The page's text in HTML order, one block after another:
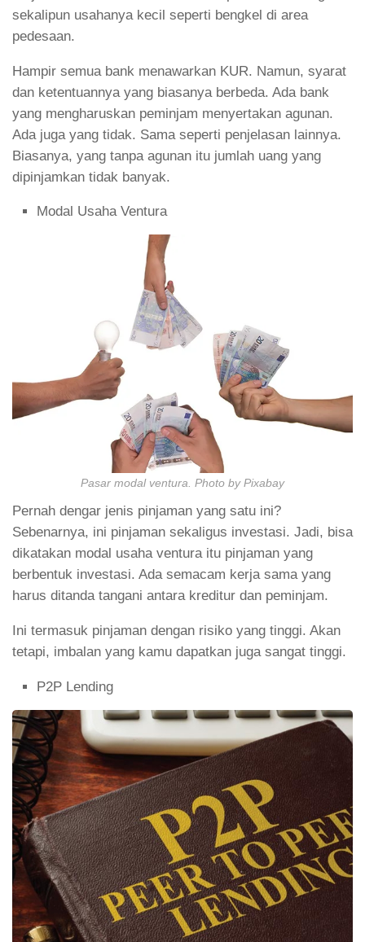
sekalipun usahanya kecil seperti bengkel di area
pedesaan.
Hampir semua bank menawarkan KUR. Namun, syarat
dan ketentuannya yang biasanya berbeda. Ada bank
yang mengharuskan peminjam menyertakan agunan.
Ada juga yang tidak. Sama seperti penjelasan lainnya.
Biasanya, yang tanpa agunan itu jumlah uang yang
dipinjamkan tidak banyak.
Modal Usaha Ventura
Pasar modal ventura. Photo by Pixabay
Pernah dengar jenis pinjaman yang satu ini?
Sebenarnya, ini pinjaman sekaligus investasi. Jadi, bisa
dikatakan modal usaha ventura itu pinjaman yang
berbentuk investasi. Ada semacam kerja sama yang
harus ditanda tangani antara kreditur dan peminjam.
Ini termasuk pinjaman dengan risiko yang tinggi. Akan
tetapi, imbalan yang kamu dapatkan juga sangat tinggi.
P2P Lending